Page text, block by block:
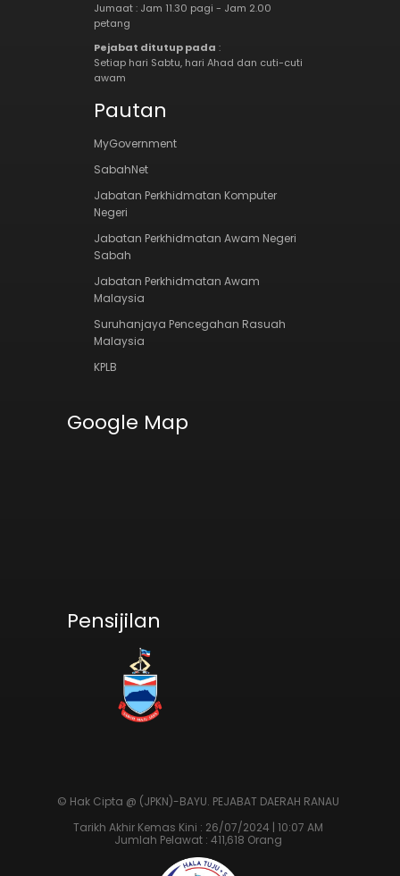
Jumaat : Jam 11.30 pagi - Jam 2.00
petang
Pejabat ditutup pada :
Setiap hari Sabtu, hari Ahad dan cuti-cuti
awam
Pautan
MyGovernment
SabahNet
Jabatan Perkhidmatan Komputer
Negeri
Jabatan Perkhidmatan Awam Negeri
Sabah
Jabatan Perkhidmatan Awam
Malaysia
Suruhanjaya Pencegahan Rasuah
Malaysia
KPLB
Google Map
Pensijilan
© Hak Cipta @ (JPKN)-BAYU. PEJABAT DAERAH RANAU
Tarikh Akhir Kemas Kini : 26/07/2024 | 10:07 AM
Jumlah Pelawat : 411,618 Orang